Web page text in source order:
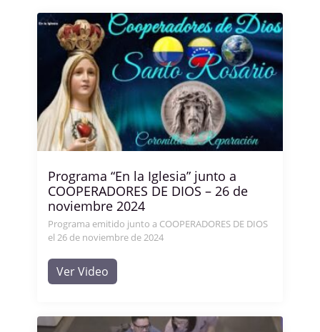
Programa “En la Iglesia” junto a
COOPERADORES DE DIOS – 26 de
noviembre 2024
Programa emitido junto a COOPERADORES DE DIOS
el 26 de noviembre de 2024
Ver Video